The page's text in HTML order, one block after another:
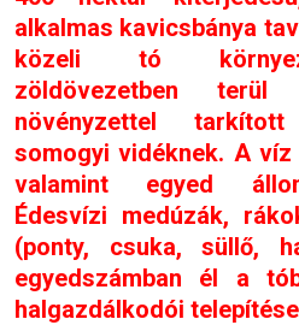
alkalmas kavicsbánya
közeli tó
zöldövezetben
növényzettel
somogyi vidéknek. A
valamint egyed
Édesvízi medúzák,
(ponty, csuka, süllő,
egyedszámban él a
halgazdálkodói